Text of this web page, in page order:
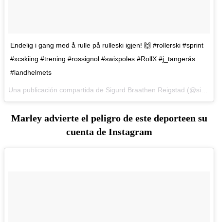
Endelig i gang med å rulle på rulleski igjen! 🙌 #rollerski #sprint
#xcskiing #trening #rossignol #swixpoles #RollX #j_tangerås
#landhelmets
Una publicación compartida de Sigurd Braathen Reigstad (@sigurdbr) el
Marley advierte el peligro de este deporteen su
cuenta de Instagram